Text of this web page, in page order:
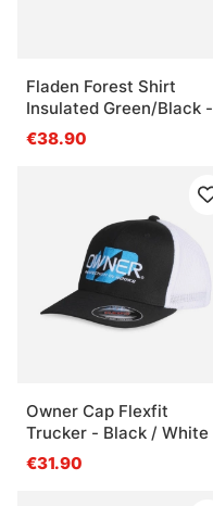
Fladen Forest Shirt
Insulated Green/Black -
XXL
€38.90
Owner Cap Flexfit
Trucker - Black / White
€31.90